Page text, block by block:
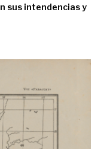
sus intendencias y